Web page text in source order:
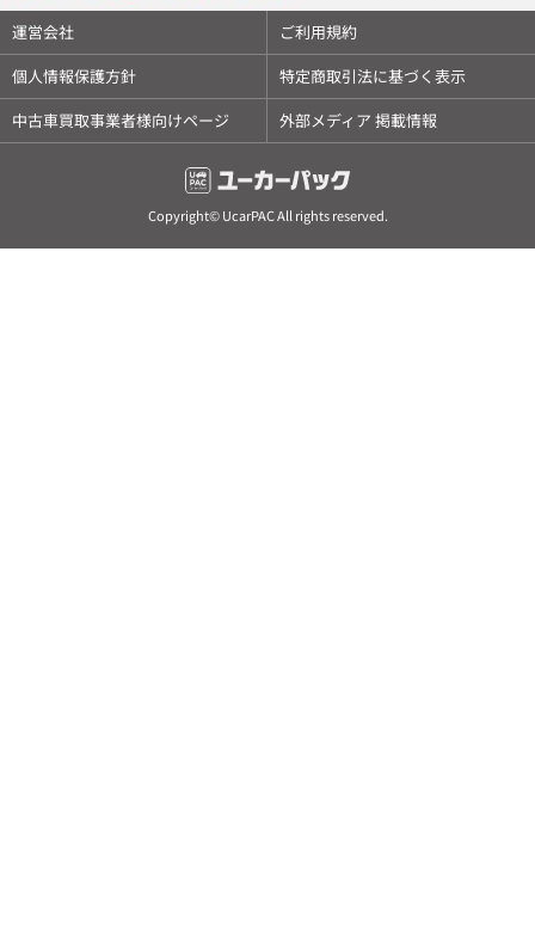
運営会社
ご利用規約
個人情報保護方針
特定商取引法に基づく表示
中古車買取事業者様向けページ
外部メディア 掲載情報
Copyright© UcarPAC All rights reserved.